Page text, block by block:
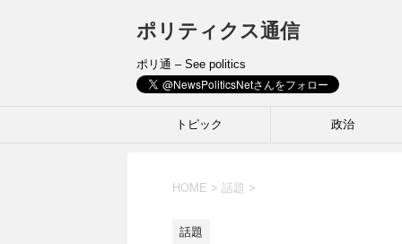
ポリティクス通信
ポリ通 – See politics
トピック 政治
HOME > 話題 >
話題